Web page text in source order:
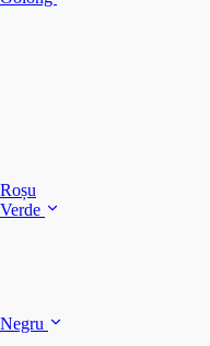
Roșu
Verde
Negru